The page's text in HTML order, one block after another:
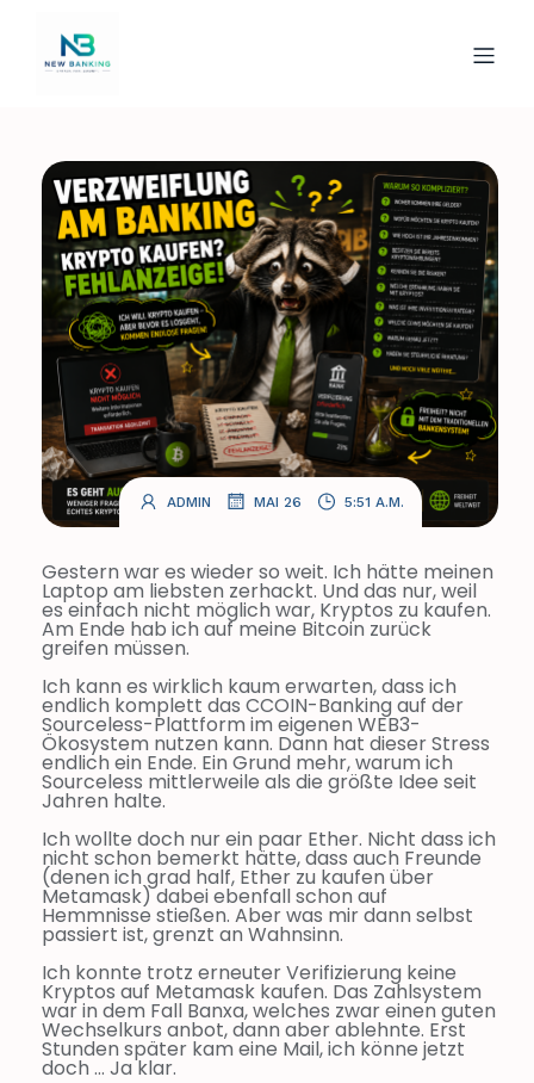
ADMIN MAI 26 5:51 A.M.
Gestern war es wieder so weit. Ich hätte meinen
Laptop am liebsten zerhackt. Und das nur, weil
es einfach nicht möglich war, Kryptos zu kaufen.
Am Ende hab ich auf meine Bitcoin zurück
greifen müssen.
Ich kann es wirklich kaum erwarten, dass ich
endlich komplett das CCOIN-Banking auf der
Sourceless-Plattform im eigenen WEB3-
Ökosystem nutzen kann. Dann hat dieser Stress
endlich ein Ende. Ein Grund mehr, warum ich
Sourceless mittlerweile als die größte Idee seit
Jahren halte.
Ich wollte doch nur ein paar Ether. Nicht dass ich
nicht schon bemerkt hätte, dass auch Freunde
(denen ich grad half, Ether zu kaufen über
Metamask) dabei ebenfall schon auf
Hemmnisse stießen. Aber was mir dann selbst
passiert ist, grenzt an Wahnsinn.
Ich konnte trotz erneuter Verifizierung keine
Kryptos auf Metamask kaufen. Das Zahlsystem
war in dem Fall Banxa, welches zwar einen guten
Wechselkurs anbot, dann aber ablehnte. Erst
Stunden später kam eine Mail, ich könne jetzt
doch … Ja klar.